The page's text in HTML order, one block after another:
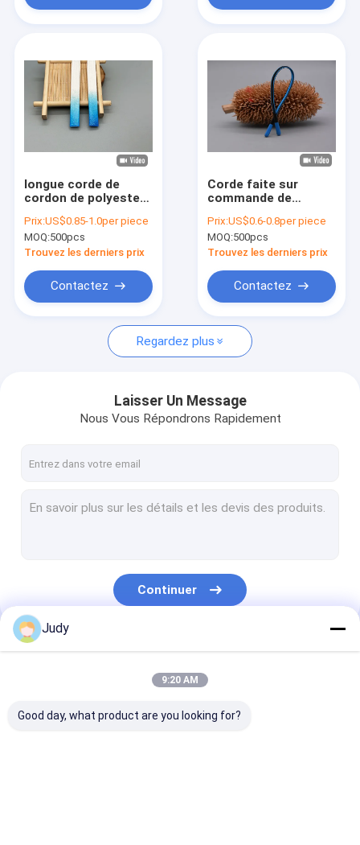
Produits
Vidéos
Nous contacter
Nouvelles
Corrections de relief
Chaleur les labels d'habillement de transfert
Correction faite sur commande d'habillement
Corrections de vêtement
Labels en caoutchouc de silicone
longue corde de
cordon de polyester
30cm avec des
baisses brillantes de
silicone sur les deux
Prix:US$0.85-1.0per piece
MOQ:500pcs
Trouvez les derniers prix
Contactez
Corde faite sur
commande de
corde de
l'habillement 10cm
s'égouttant le
deux extrémités
Prix:US$0.6-0.8per piece
MOQ:500pcs
Trouvez les derniers prix
Contactez
Regardez plus
Laisser Un Message
Nous Vous Répondrons Rapidement
Continuer
Nos Catégories
Judy
9:20 AM
Good day, what product are you looking for?